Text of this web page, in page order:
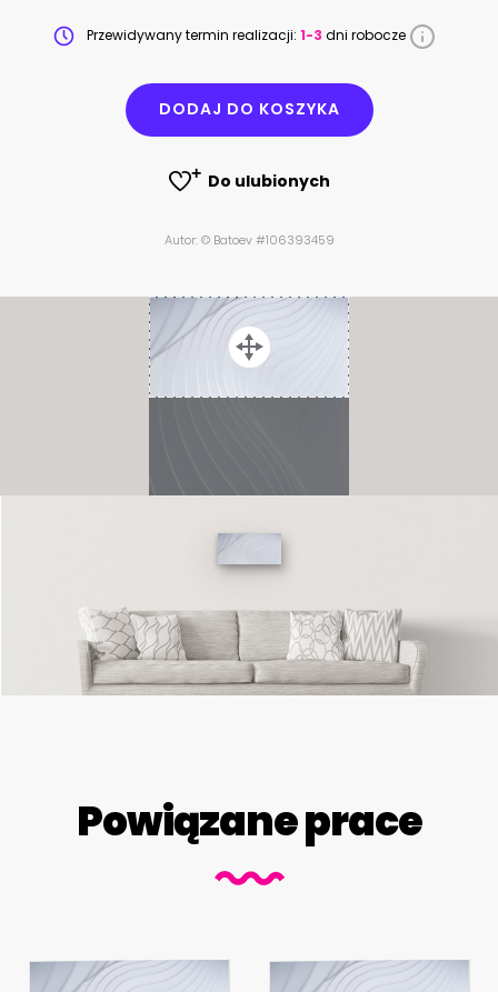
Przewidywany termin realizacji: 1-3 dni robocze
DODAJ DO KOSZYKA
Do ulubionych
Autor: © Batoev #106393459
Powiązane prace